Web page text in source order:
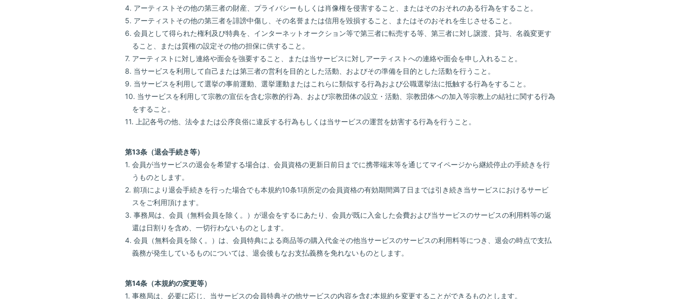
4. アーティストその他の第三者の財産、プライバシーもしくは肖像権を侵害すること、またはそのおそれのある行為をすること。
5. アーティストその他の第三者を誹謗中傷し、その名誉または信用を毀損すること、またはそのおそれを生じさせること。
6. 会員として得られた権利及び特典を、インターネットオークション等で第三者に転売する等、第三者に対し譲渡、貸与、名義変更す
ること、または質権の設定その他の担保に供すること。
7. アーティストに対し連絡や面会を強要すること、または当サービスに対しアーティストへの連絡や面会を申し入れること。
8. 当サービスを利用して自己または第三者の営利を目的とした活動、およびその準備を目的とした活動を行うこと。
9. 当サービスを利用して選挙の事前運動、選挙運動またはこれらに類似する行為および公職選挙法に抵触する行為をすること。
10. 当サービスを利用して宗教の宣伝を含む宗教的行為、および宗教団体の設立・活動、宗教団体への加入等宗教上の結社に関する行為
をすること。
11. 上記各号の他、法令または公序良俗に違反する行為もしくは当サービスの運営を妨害する行為を行うこと。
第13条（退会手続き等）
1. 会員が当サービスの退会を希望する場合は、会員資格の更新日前日までに携帯端末等を通じてマイページから継続停止の手続きを行
うものとします。
2. 前項により退会手続きを行った場合でも本規約10条1項所定の会員資格の有効期間満了日までは引き続き当サービスにおけるサービ
スをご利用頂けます。
3. 事務局は、会員（無料会員を除く。）が退会をするにあたり、会員が既に入金した会費および当サービスのサービスの利用料等の返
還は日割りを含め、一切行わないものとします。
4. 会員（無料会員を除く。）は、会員特典による商品等の購入代金その他当サービスのサービスの利用料等につき、退会の時点で支払
義務が発生しているものについては、退会後もなお支払義務を免れないものとします。
第14条（本規約の変更等）
1. 事務局は、必要に応じ、当サービスの会員特典その他サービスの内容を含む本規約を変更することができるものとします。